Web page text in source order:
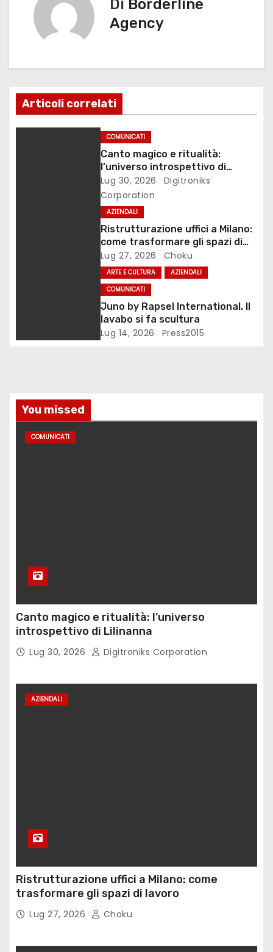
z
o
Di Borderline
Agency
Articoli correlati
COMUNICATI
Canto magico e ritualità:
l’universo introspettivo di
Lilinanna
Lug 30, 2026
Digitroniks
Corporation
AZIENDALI
Ristrutturazione uffici a Milano:
come trasformare gli spazi di
lavoro
Lug 27, 2026 Choku
ARTE E CULTURA
AZIENDALI
COMUNICATI
Juno by Rapsel International. Il
lavabo si fa scultura
Lug 14, 2026 Press2015
You missed
COMUNICATI
Canto magico e ritualità: l’universo
introspettivo di Lilinanna
Lug 30, 2026 Digitroniks Corporation
AZIENDALI
Ristrutturazione uffici a Milano: come
trasformare gli spazi di lavoro
Lug 27, 2026 Choku